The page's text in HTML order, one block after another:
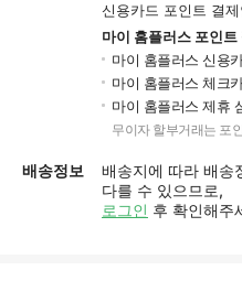
신용카드 포인트 결제
마이 홈플러스 포인트
마이 홈플러스 신용
마이 홈플러스 체크
마이 홈플러스 제휴
무이자 할부거래는 포
배송정보
배송지에 따라 배송
다를 수 있으므로,
로그인 후 확인해주